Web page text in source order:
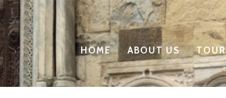
HOME ABOUT US